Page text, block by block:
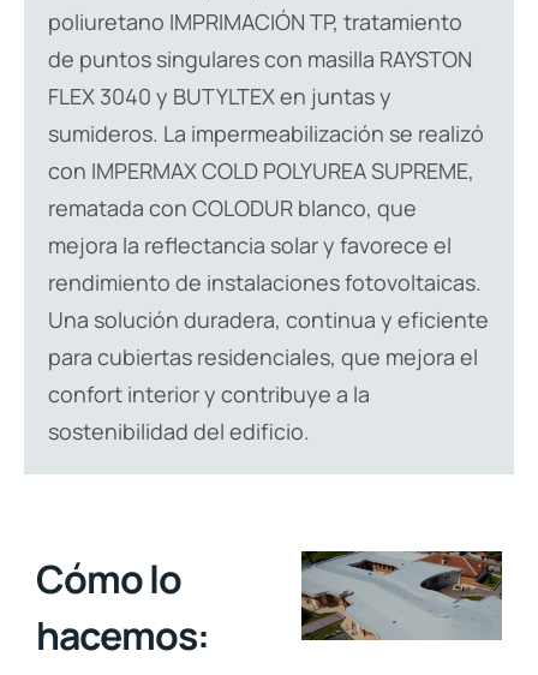
poliuretano IMPRIMACIÓN TP, tratamiento
de puntos singulares con masilla RAYSTON
FLEX 3040 y BUTYLTEX en juntas y
sumideros. La impermeabilización se realizó
con IMPERMAX COLD POLYUREA SUPREME,
rematada con COLODUR blanco, que
mejora la reflectancia solar y favorece el
rendimiento de instalaciones fotovoltaicas.
Una solución duradera, continua y eficiente
para cubiertas residenciales, que mejora el
confort interior y contribuye a la
sostenibilidad del edificio.
Cómo lo
hacemos: